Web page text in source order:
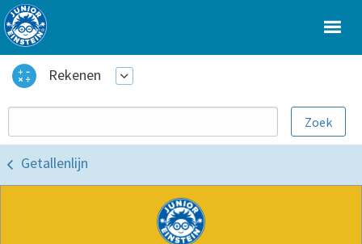
Rekenen
Getallenlijn